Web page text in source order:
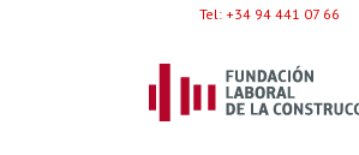
Tel: +34 94 441 07 66